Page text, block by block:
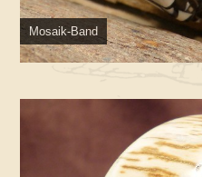
Mosaik-Band